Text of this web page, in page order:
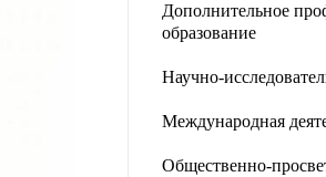
Дополнительное
образование
Научно-
Международная
Общественно-